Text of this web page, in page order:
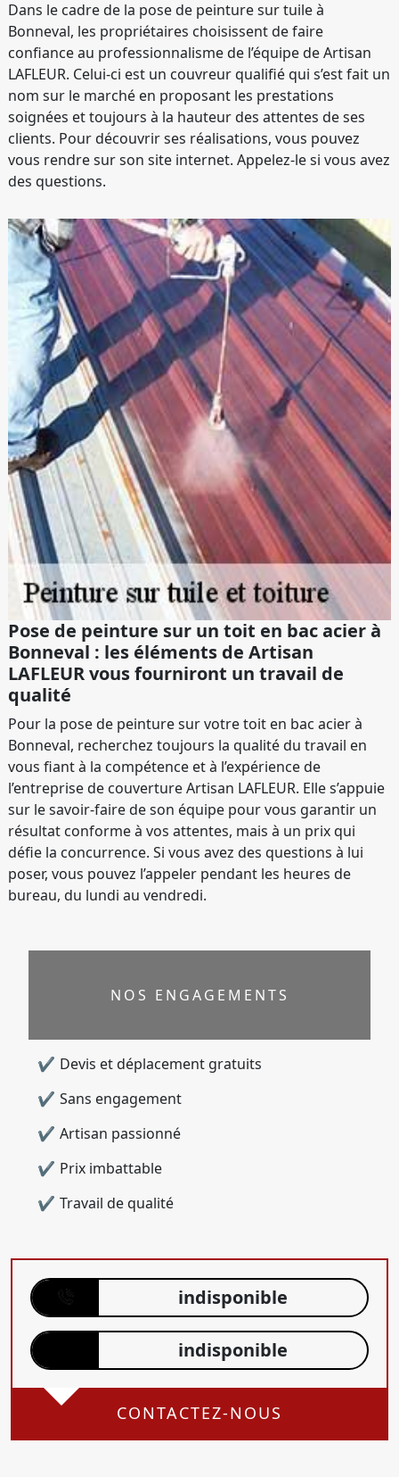
Dans le cadre de la pose de peinture sur tuile à
Bonneval, les propriétaires choisissent de faire
confiance au professionnalisme de l’équipe de Artisan
LAFLEUR. Celui-ci est un couvreur qualifié qui s’est fait un
nom sur le marché en proposant les prestations
soignées et toujours à la hauteur des attentes de ses
clients. Pour découvrir ses réalisations, vous pouvez
vous rendre sur son site internet. Appelez-le si vous avez
des questions.
Pose de peinture sur un toit en bac acier à
Bonneval : les éléments de Artisan
LAFLEUR vous fourniront un travail de
qualité
Pour la pose de peinture sur votre toit en bac acier à
Bonneval, recherchez toujours la qualité du travail en
vous fiant à la compétence et à l’expérience de
l’entreprise de couverture Artisan LAFLEUR. Elle s’appuie
sur le savoir-faire de son équipe pour vous garantir un
résultat conforme à vos attentes, mais à un prix qui
défie la concurrence. Si vous avez des questions à lui
poser, vous pouvez l’appeler pendant les heures de
bureau, du lundi au vendredi.
NOS ENGAGEMENTS
Devis et déplacement gratuits
Sans engagement
Artisan passionné
Prix imbattable
Travail de qualité
indisponible
indisponible
CONTACTEZ-NOUS